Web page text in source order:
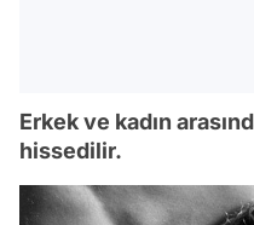
Erkek ve kadın
hissedilir.